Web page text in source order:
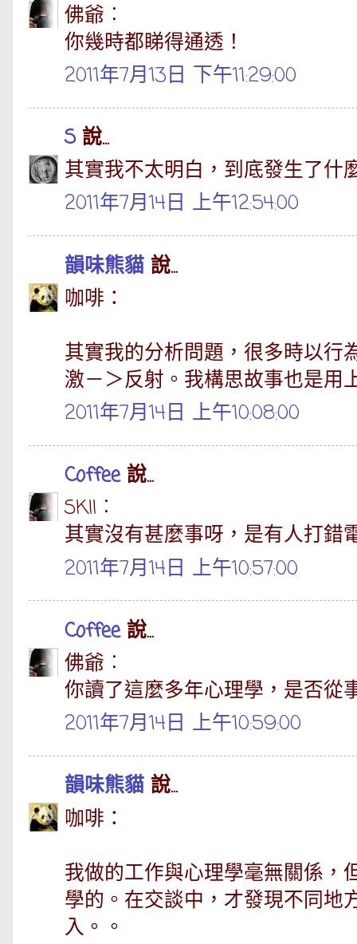
佛爺︰
你幾時都睇得通透！
2011年7月13日 下午11:29:00
S 說...
其實我不太明白，到底發生了什
2011年7月14日 上午12:54:00
韻味熊貓 說...
咖啡：
其實我的分析問題，很多時以行
激－＞反射。我構思故事也是用
2011年7月14日 上午10:08:00
Coffee說...
SKII︰
其實沒有甚麼事呀，是有人打錯
2011年7月14日 上午10:57:00
Coffee說...
佛爺︰
你讀了這麼多年心理學，是否從
2011年7月14日 上午10:59:00
韻味熊貓 說...
咖啡：
我做的工作與心理學毫無關係，
學的。在交談中，才發現不同地
入。。